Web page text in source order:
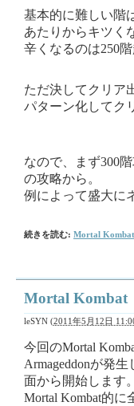
基本的に難しい階
あたりからキツく
辛くなるのは250
ただ決してクリア
パターン化してク
なので、まず300
の攻略から。
例によって盛大に
続きを読む: Mortal Kombat
Mortal Kombat
leSYN (2011年5月12日
今回のMortal
Armageddonが発
面から開始します。
Mortal Kombat的